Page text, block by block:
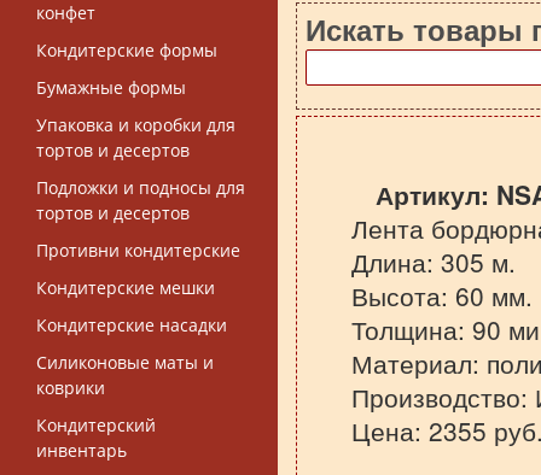
конфет
Кондитерские формы
Бумажные формы
Упаковка и коробки для
тортов и десертов
Подложки и подносы для
тортов и десертов
Противни кондитерские
Кондитерские мешки
Кондитерские насадки
Силиконовые маты и
коврики
Кондитерский
инвентарь
Искать товары
Артикул:
Лента
Длина: 305 м.
Высота: 60 мм.
Толщина: 90
Материал:
Цена: 2355